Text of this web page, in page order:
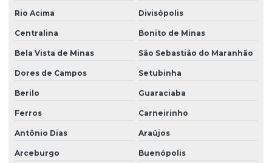
Rio Acima Divisópolis
Centralina Bonito de Minas
Bela Vista de Minas São Sebastião do Maranhão
Dores de Campos Setubinha
Berilo Guaraciaba
Ferros Carneirinho
Antônio Dias Araújos
Arceburgo Buenópolis